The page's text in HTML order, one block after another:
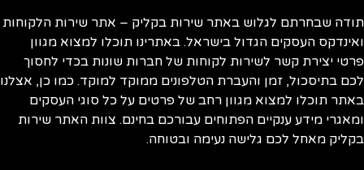
שבחרתם לגלוש באתר שירות בקליק – אתר שירות הלקוחות
העסקים הגדול בישראל. באתרינו תוכלו למצוא מגוון
יצירת קשר לשירות לקוחות של חברות שונות בכדי לחסוך
בתיסכול, זמן והעברת הטלפונים ממוקד למוקד. כמו כן, אצלנו
תוכלו למצוא מגוון רחב של פרטים על כל סוגי העסקים
מידע ענקיים הפתוחים עבורכם בחינם. צוות האתר שירות
מאחל לכם גלישה נעימה ובטוחה.